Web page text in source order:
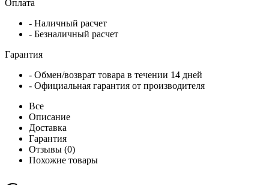
Оплата
- Наличный расчет
- Безналичный расчет
Гарантия
- Обмен/возврат товара в течении 14 дней
- Официальная гарантия от производителя
Все
Описание
Доставка
Гарантия
Отзывы (0)
Похожие товары